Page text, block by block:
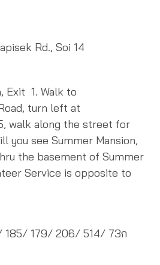
Rd., Soi 14
Exit 1. Walk to
turn left at
walk along the street for
you see Summer Mansion,
the basement of Summer
Service is opposite to
185/ 179/ 206/ 514/ 73ก